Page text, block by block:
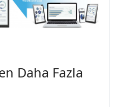
Daha Fazla